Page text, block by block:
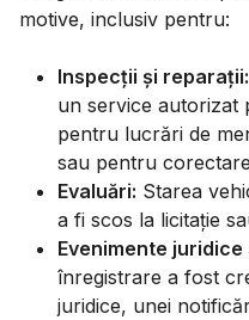
motive, inclusiv pentru:
Inspecții și reparații:
un service autorizat
pentru lucrări de
sau pentru
Evaluări: Starea
a fi scos la licitație
Evenimente
înregistrare a fost
juridice, unei